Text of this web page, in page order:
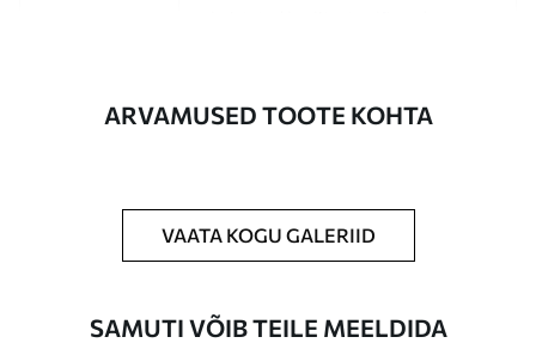
Artikli number s37017v1
Saadaolevad materjalid
Standard
ARVAMUSED TOOTE KOHTA
VAATA KOGU GALERIID
SAMUTI VÕIB TEILE MEELDIDA